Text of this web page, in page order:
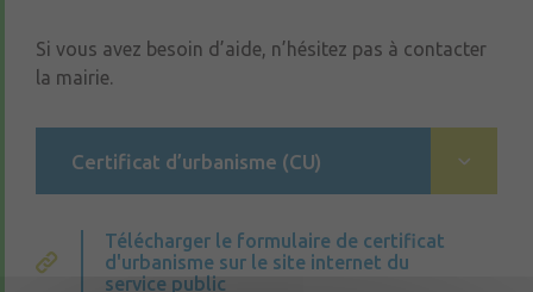
Si vous avez besoin d’aide, n’hésitez pas à contacter
la mairie.
Certificat d’urbanisme (CU)
d’information : il n’est pas une autorisation. Il
en existe 2 types : le certificat d’information
Télécharger le formulaire de certificat
d'urbanisme sur le site internet du
service public